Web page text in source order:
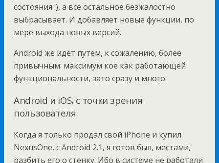
состояния :), а всё остальное безжалостно
выбрасывает. И добавляет новые функции, по
мере выхода новых версий.
Android же идёт путем, к сожалению, более
привычным: максимум кое как работающей
функциональности, зато сразу и много.
Android и iOS, с точки зрения
пользователя.
Когда я только продал свой iPhone и купил
NexusOne, с Android 2.1, я готов был, местами,
разбить его о стенку. Ибо в системе не работали